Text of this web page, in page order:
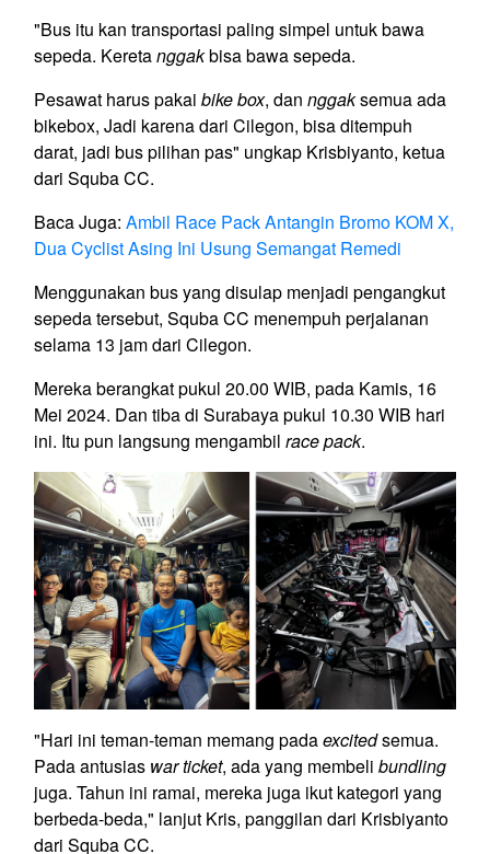
"Bus itu kan transportasi paling simpel untuk bawa
sepeda. Keretanggakbisa bawa sepeda.
Pesawat harus pakai bike box, dan nggaksemua ada
bikebox, Jadi karena dari Cilegon, bisa ditempuh
darat, jadi bus pilihan pas" ungkap Krisbiyanto, ketua
dari Squba CC.
Baca Juga: Ambil Race Pack Antangin Bromo KOM X,
Dua Cyclist Asing Ini Usung Semangat Remedi
Menggunakan bus yang disulap menjadi pengangkut
sepeda tersebut, Squba CC menempuh perjalanan
selama 13 jam dari Cilegon.
Mereka berangkat pukul 20.00 WIB, pada Kamis, 16
Mei 2024. Dan tiba di Surabaya pukul 10.30 WIB hari
ini. Itu pun langsung mengambil race pack.
"Hari ini teman-teman memang padaexcitedsemua.
Pada antusias war ticket, ada yang membeli bundling
juga. Tahun ini ramai, mereka juga ikut kategori yang
berbeda-beda," lanjut Kris, panggilan dari Krisbiyanto
dari Squba CC.